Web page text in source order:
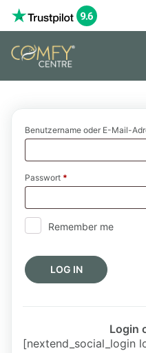
Benutzername oder E-Mail-
Passwort *
Remember me
LOG IN
Login
[nextend_social_login